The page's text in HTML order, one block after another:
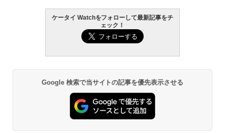
ケータイ Watchをフォローして最新記事をチ
ェック！
Google 検索で当サイトの記事を優先表示させる